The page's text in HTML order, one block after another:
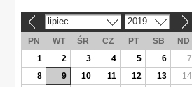
lipiec 2019
PN WT ŚR CZ PT SB
ND
1
2 3 4 5 6
7
8
9 10 11 12 13
14